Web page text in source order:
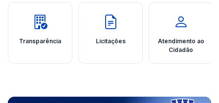
Transparência Licitações
Atendimento ao
Cidadão